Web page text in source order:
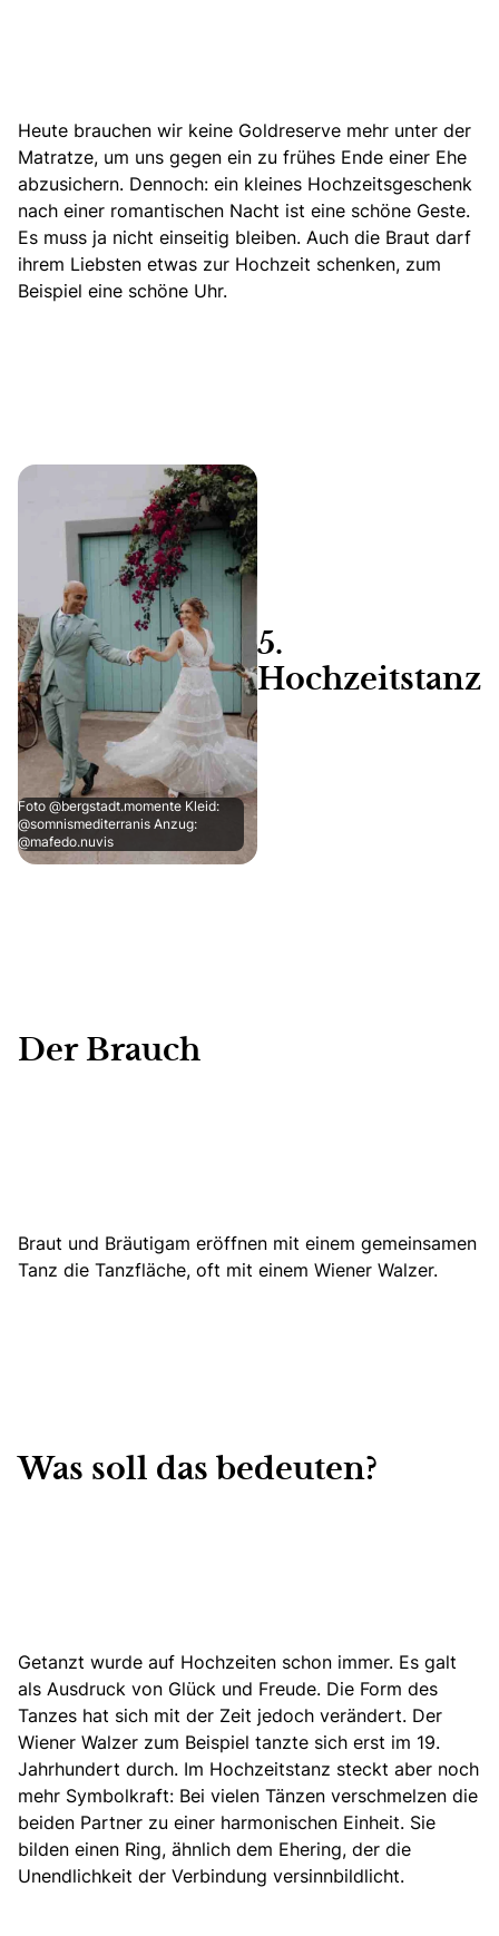
Heute brauchen wir keine Goldreserve mehr unter der
Matratze, um uns gegen ein zu frühes Ende einer Ehe
abzusichern. Dennoch: ein kleines Hochzeitsgeschenk
nach einer romantischen Nacht ist eine schöne Geste.
Es muss ja nicht einseitig bleiben. Auch die Braut darf
ihrem Liebsten etwas zur Hochzeit schenken, zum
Beispiel eine schöne Uhr.
Foto @bergstadt.momente Kleid:
@somnismediterranis Anzug:
@mafedo.nuvis
5.
Hochzeitstanz
Der Brauch
Braut und Bräutigam eröffnen mit einem gemeinsamen
Tanz die Tanzfläche, oft mit einem Wiener Walzer.
Was soll das bedeuten?
Getanzt wurde auf Hochzeiten schon immer. Es galt
als Ausdruck von Glück und Freude. Die Form des
Tanzes hat sich mit der Zeit jedoch verändert. Der
Wiener Walzer zum Beispiel tanzte sich erst im 19.
Jahrhundert durch. Im Hochzeitstanz steckt aber noch
mehr Symbolkraft: Bei vielen Tänzen verschmelzen die
beiden Partner zu einer harmonischen Einheit. Sie
bilden einen Ring, ähnlich dem Ehering, der die
Unendlichkeit der Verbindung versinnbildlicht.